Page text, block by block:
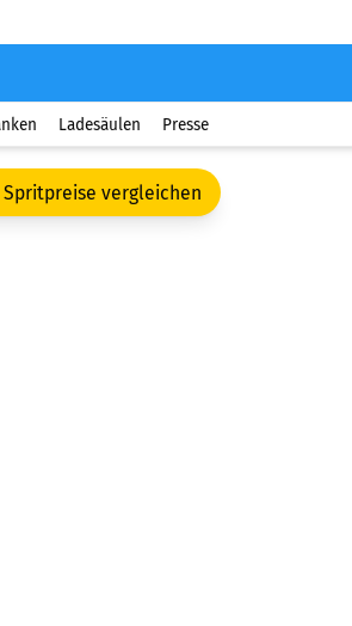
Ladesäulen Presse
Spritpreise vergleichen